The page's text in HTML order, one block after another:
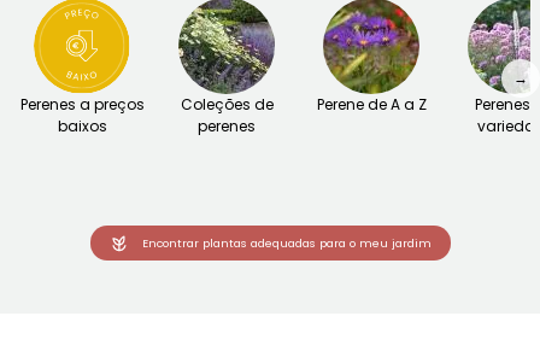
Perenes a preços
baixos
Coleções de
perenes
Perene de A a Z
Perenes
→
Encontrar plantas adequadas para o meu jardim